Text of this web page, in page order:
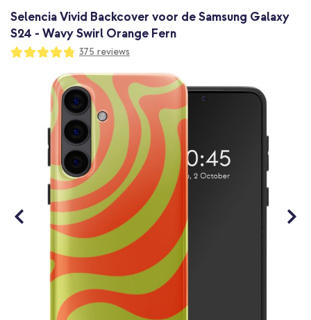
Selencia Vivid Backcover voor de Samsung Galaxy
S24 - Wavy Swirl Orange Fern
Waardering:
96
100
375 reviews
afbeeldingen-